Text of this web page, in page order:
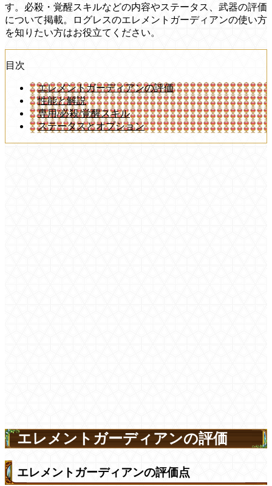
す。必殺・覚醒スキルなどの内容やステータス、武器の評価
について掲載。ログレスのエレメントガーディアンの使い方
を知りたい方はお役立てください。
目次
エレメントガーディアンの評価
性能と解説
専用/必殺/覚醒スキル
ステータスとオプション
エレメントガーディアンの評価
エレメントガーディアンの評価点